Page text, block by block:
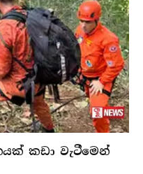
කඩා වැටීමෙන්